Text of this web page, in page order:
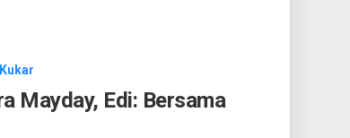
Mayday, Edi: Bersama